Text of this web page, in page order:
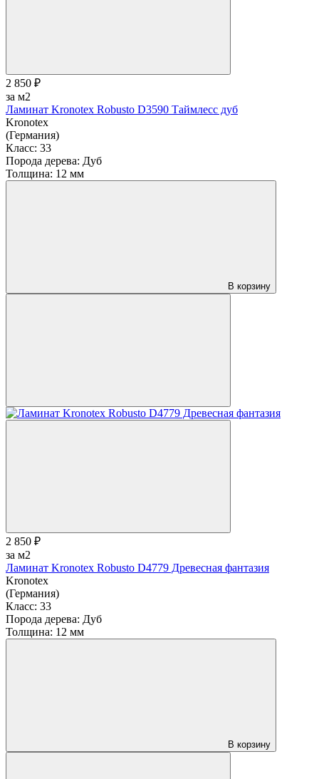
2 850 ₽
за м2
Ламинат Kronotex Robusto D3590 Таймлесс дуб
Kronotex
(Германия)
Класс: 33
Порода дерева: Дуб
Толщина: 12 мм
В корзину
2 850 ₽
за м2
Ламинат Kronotex Robusto D4779 Древесная фантазия
Kronotex
(Германия)
Класс: 33
Порода дерева: Дуб
Толщина: 12 мм
В корзину